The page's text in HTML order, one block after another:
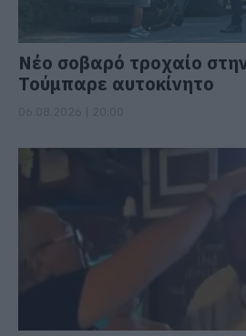
Νέο σοβαρό τροχαίο
Τούμπαρε αυτοκίνητο